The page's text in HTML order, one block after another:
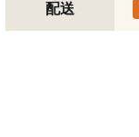
配送